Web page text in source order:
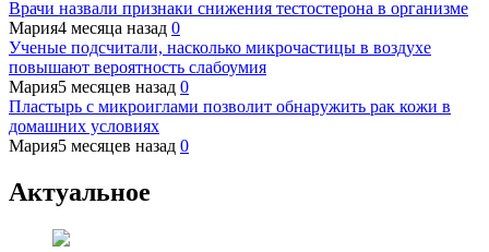
Врачи назвали признаки снижения тестостерона в организме
Мария4 месяца назад 0
Ученые подсчитали, насколько микрочастицы в воздухе
повышают вероятность слабоумия
Мария5 месяцев назад 0
Пластырь с микроиглами позволит обнаружить рак кожи в
домашних условиях
Мария5 месяцев назад 0
Актуальное